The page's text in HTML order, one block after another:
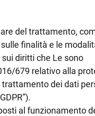
del trattamento,
finalità e le
diritti che Le sono
679 relativo alla
dei dati
al funzionamento